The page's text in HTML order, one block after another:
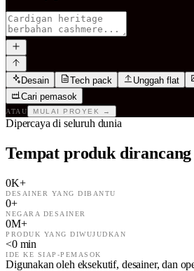
Desain Tech pack Unggah flat
Cari pemasok
ATAU MULAI PROYEK →
Dipercaya di seluruh dunia
Tempat produk
0K+
DESAINER YANG DIBANTU
0+
NEGARA DESAINER
0M+
PRODUK YANG DIWUJUDKAN
<0min
IDE KE SIAP-PEMASOK
Digunakan oleh eksekutif, desainer, dan